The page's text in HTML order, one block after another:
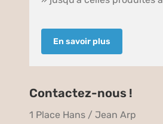
En savoir plus
Contactez-nous !
1 Place Hans / Jean Arp